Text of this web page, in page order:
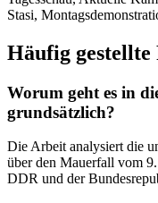
Stasi,
Häufig gestellte
Worum geht es in
grundsätzlich?
Die Arbeit analysiert die
über den Mauerfall vom
DDR und der